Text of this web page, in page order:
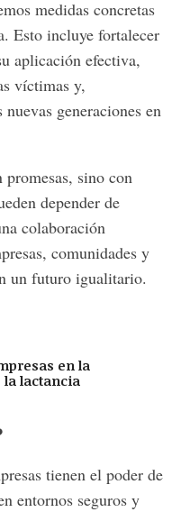
medidas concretas
Esto incluye fortalecer
aplicación efectiva,
víctimas y,
generaciones en
sino con
depender de
colaboración
comunidades y
un futuro igualitario.
en la
lactancia
tienen el poder de
entornos seguros y